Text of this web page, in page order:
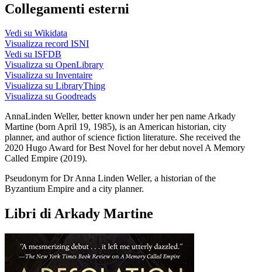
Collegamenti esterni
Vedi su Wikidata
Visualizza record ISNI
Vedi su ISFDB
Visualizza su OpenLibrary
Visualizza su Inventaire
Visualizza su LibraryThing
Visualizza su Goodreads
AnnaLinden Weller, better known under her pen name Arkady
Martine (born April 19, 1985), is an American historian, city
planner, and author of science fiction literature. She received the
2020 Hugo Award for Best Novel for her debut novel A Memory
Called Empire (2019).
Pseudonym for Dr Anna Linden Weller, a historian of the
Byzantium Empire and a city planner.
Libri di Arkady Martine